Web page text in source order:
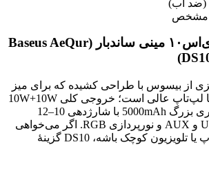
6) بیسوس آکور دی‌اس۱۰ مینی ساندبار (Baseus AeQur
از بیسوس با طراحی کشیده که برای میز
کار، تلویزیون کوچک یا لپ‌تاپ عالی است؛ خروجی کلی 10W+10W
(مجموعاً 20 وات)، باتری بزرگ 5000mAh با شارژدهی 10–12
ساعت، ورودی USB-C و AUX و نورپردازی RGB. اگر می‌خواهی
جایگزین اسپیکر لپ‌تاپ یا تلویزیون کوچک باشه، DS10 گزینهٔ